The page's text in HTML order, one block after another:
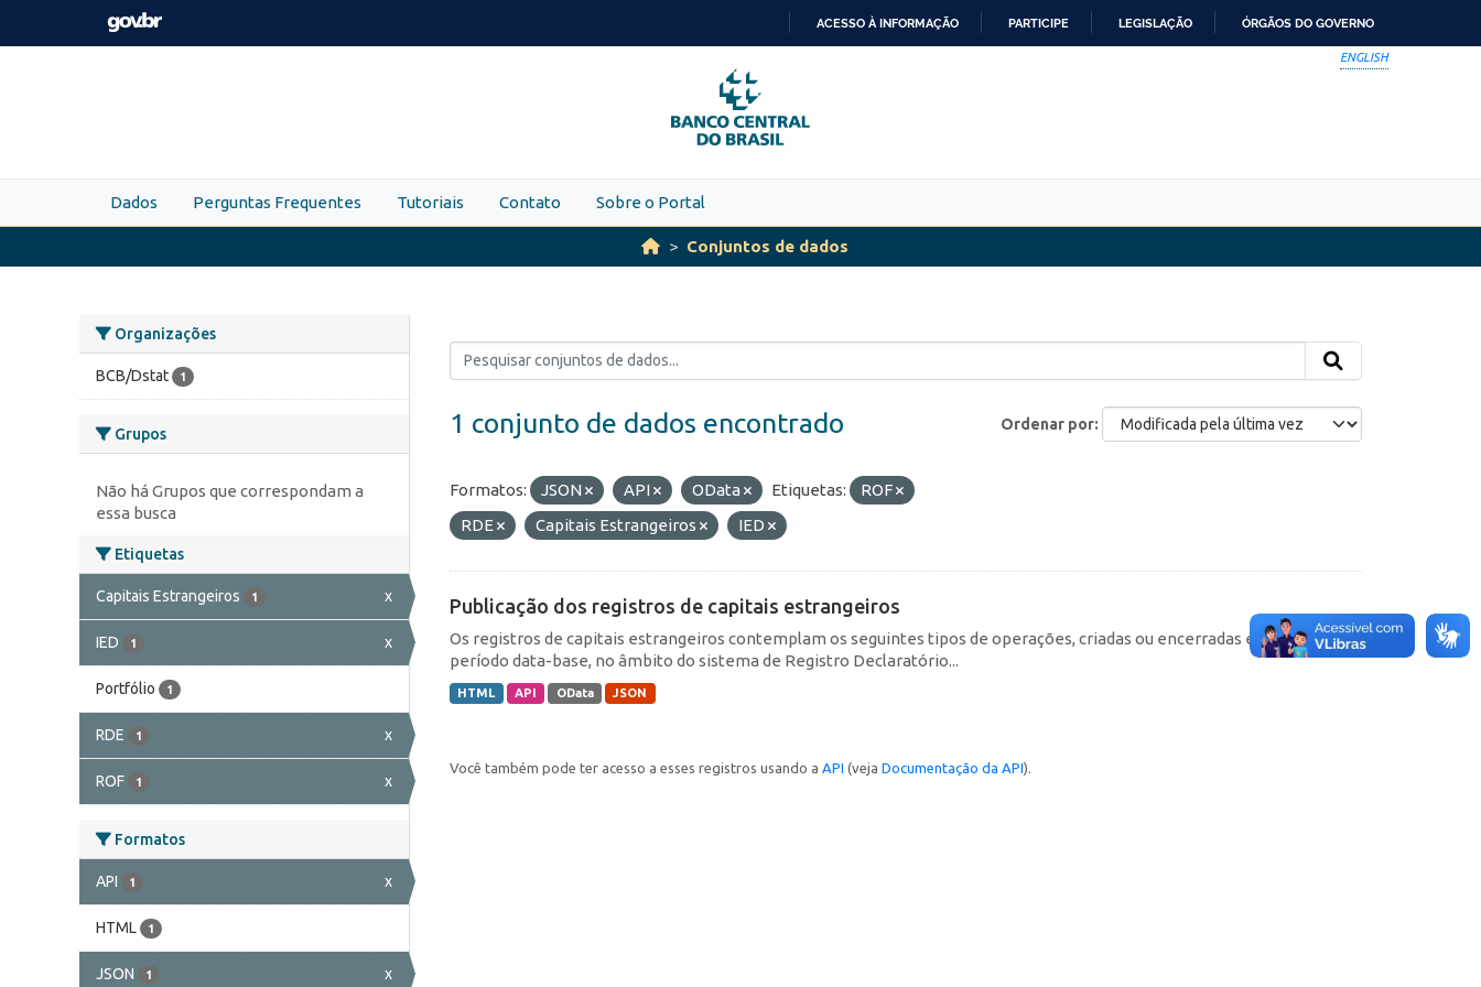
Skip to main content
PARA
O
CONTEÚDO
ACESSO À INFORMAÇÃO PARTICIPE LEGISLAÇÃO ÓRGÃOS DO GOVERNO
ENGLISH
Dados Perguntas Frequentes Tutoriais Contato Sobre o Portal
Conjuntos de dados
Organizações
BCB/Dstat 1
Grupos
Não há Grupos que correspondam a
essa busca
Etiquetas
Capitais Estrangeiros 1 x
IED 1 x
Portfólio 1
RDE 1 x
ROF 1 x
Formatos
API 1 x
HTML 1
JSON 1 x
Ordenar por
1 conjunto de dados encontrado
Formatos: JSON API OData Etiquetas:
ROF
RDE
Capitais Estrangeiros IED
Publicação dos registros de capitais estrangeiros
Os registros de capitais estrangeiros contemplam os seguintes tipos de operações, criadas ou encerradas em cada
período data-base, no âmbito do sistema de Registro Declaratório...
HTML API OData JSON
Você também pode ter acesso a esses registros usando a API (veja Documentação da API).